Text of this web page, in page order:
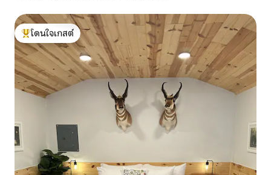
โดนใจเกสต์ที่สุด
โดนใจเกสต์